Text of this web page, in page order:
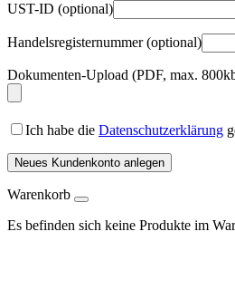
UST-ID (optional)
Handelsregisternummer(optional)
Dokumenten-Upload (PDF, max.
Ich habe die Datenschutzerklärung
Neues Kundenkonto anlegen
Warenkorb
Es befinden sich keine Produkte im